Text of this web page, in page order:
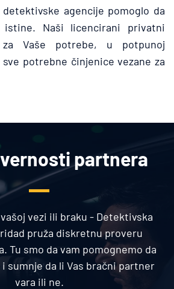
detektivske agencije pomoglo da
Naši licencirani privatni
Vaše potrebe, u potpunoj
potrebne činjenice vezane za
partnera
vezi ili braku - Detektivska
pruža diskretnu proveru
Tu smo da vam pomognemo da
sumnje da li Vas bračni partner
vara ili ne.